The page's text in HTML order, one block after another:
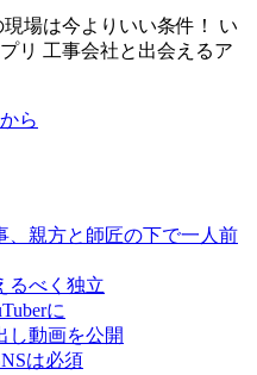
場は今よりいい条件！ い
リ 工事会社と出会えるア
ら
、親方と師匠の下で一人前
るべく独立
に
し動画を公開
は必須